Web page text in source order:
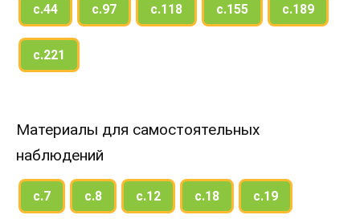
с.44 с.97 с.118 с.155 с.189
с.221
Материалы для самостоятельных
наблюдений
с.7 с.8 с.12 с.18 с.19